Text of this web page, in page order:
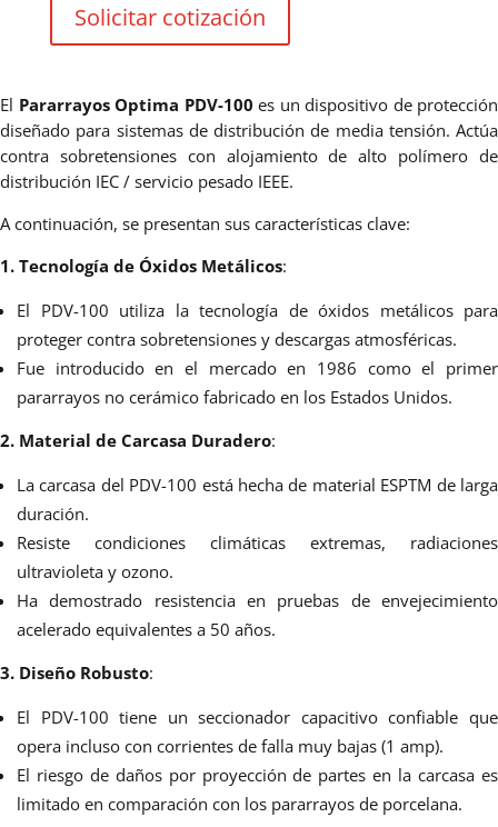
Solicitar cotización
El Pararrayos Optima PDV-100 es un dispositivo de protección
diseñado para sistemas de distribución de media tensión. Actúa
contra sobretensiones con alojamiento de alto polímero de
distribución IEC / servicio pesado IEEE.
A continuación, se presentan sus características clave:
1. Tecnología de Óxidos Metálicos:
El PDV-100 utiliza la tecnología de óxidos metálicos para
proteger contra sobretensiones y descargas atmosféricas.
Fue introducido en el mercado en 1986 como el primer
pararrayos no cerámico fabricado en los Estados Unidos.
2. Material de Carcasa Duradero:
La carcasa del PDV-100 está hecha de material ESPTM de larga
duración.
Resiste condiciones climáticas extremas, radiaciones
ultravioleta y ozono.
Ha demostrado resistencia en pruebas de envejecimiento
acelerado equivalentes a 50 años.
3. Diseño Robusto:
El PDV-100 tiene un seccionador capacitivo confiable que
opera incluso con corrientes de falla muy bajas (1 amp).
El riesgo de daños por proyección de partes en la carcasa es
limitado en comparación con los pararrayos de porcelana.